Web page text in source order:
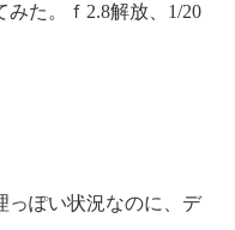
た。ｆ2.8解放、1/20
っぽい状況なのに、デ